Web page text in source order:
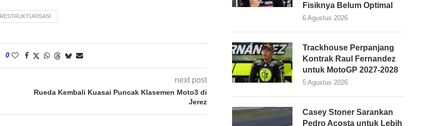
RESTRUKTURISASI
0
next post
Rueda Kembali Kuasai Puncak Klasemen Moto3 di
Jerez
Fisiknya Belum Optimal
6 Agustus 2026
Trackhouse Perpanjang
Kontrak Raul Fernandez
untuk MotoGP 2027-2028
5 Agustus 2026
Casey Stoner Sarankan
Pedro Acosta untuk Lebih